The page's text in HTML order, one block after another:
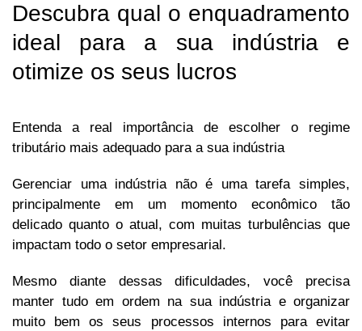
Descubra qual o enquadramento
ideal para a sua indústria e
otimize os seus lucros
Entenda a real importância de escolher o regime
tributário mais adequado para a sua indústria
Gerenciar uma indústria não é uma tarefa simples,
principalmente em um momento econômico tão
delicado quanto o atual, com muitas turbulências que
impactam todo o setor empresarial.
Mesmo diante dessas dificuldades, você precisa
manter tudo em ordem na sua indústria e organizar
muito bem os seus processos internos para evitar